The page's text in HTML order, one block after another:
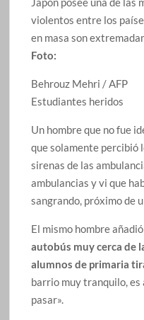
violentos entre los
en masa son
Foto:
Behrouz Mehri / AFP
Estudiantes heridos
Un hombre que no fue
que solamente percibió
sirenas de las
ambulancias y vi que
sangrando, próximo de
El mismo hombre añadió
autobús muy cerca de
alumnos de primaria
barrio muy tranquilo, es
pasar».